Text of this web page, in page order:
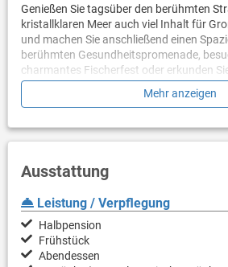
Genießen Sie tagsüber den berühmten
kristallklaren Meer auch viel Inhalt für
und machen Sie anschließend einen
berühmten Gesundheitspromenade,
charmantes Fischerfest oder erkunden
Selce.
Mehr anzeigen
Ausstattung
Leistung / Verpflegung
Halbpension
Frühstück
Abendessen